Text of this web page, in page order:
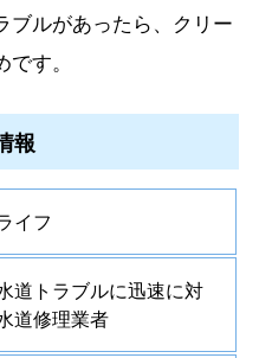
ブルがあったら、クリー
す。
報
イフ
道トラブルに迅速に対
道修理業者